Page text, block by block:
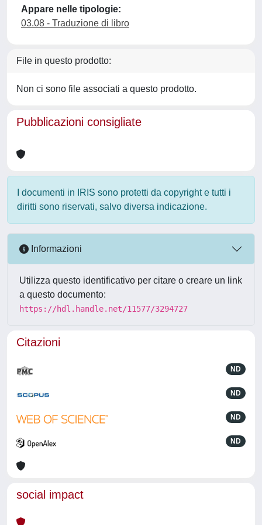
Appare nelle tipologie:
03.08 - Traduzione di libro
File in questo prodotto:
Non ci sono file associati a questo prodotto.
Pubblicazioni consigliate
I documenti in IRIS sono protetti da copyright e tutti i
diritti sono riservati, salvo diversa indicazione.
Informazioni
Utilizza questo identificativo per citare o creare un link
a questo documento:
https://hdl.handle.net/11577/3294727
Citazioni
ND
ND
ND
ND
social impact